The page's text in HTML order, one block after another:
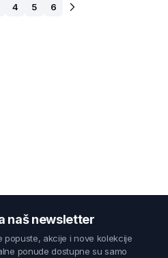
4 5 6
naš newsletter
popuste, akcije i nove kolekcije
ponude dostupne su samo